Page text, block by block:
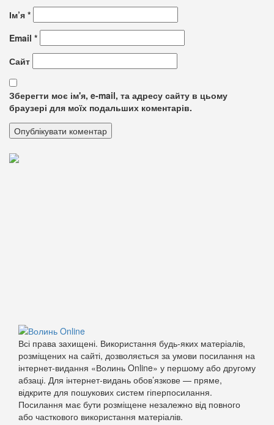
Ім’я *
Email *
Сайт
Зберегти моє ім'я, e-mail, та адресу сайту в цьому
браузері для моїх подальших коментарів.
Всі права захищені. Використання будь-яких матеріалів,
розміщених на сайті, дозволяється за умови посилання на
інтернет-видання «Волинь Online» у першому або другому
абзаці. Для інтернет-видань обов’язкове — пряме,
відкрите для пошукових систем гіперпосилання.
Посилання має бути розміщене незалежно від повного
або часткового використання матеріалів.